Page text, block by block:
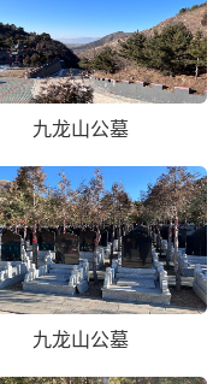
九龙山公墓
九龙山公墓